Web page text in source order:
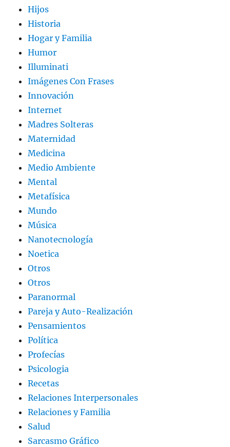
Hijos
Historia
Hogar y Familia
Humor
Illuminati
Imágenes Con Frases
Innovación
Internet
Madres Solteras
Maternidad
Medicina
Medio Ambiente
Mental
Metafísica
Mundo
Música
Nanotecnología
Noetica
Otros
Otros
Paranormal
Pareja y Auto-Realización
Pensamientos
Política
Profecías
Psicologia
Recetas
Relaciones Interpersonales
Relaciones y Familia
Salud
Sarcasmo Gráfico